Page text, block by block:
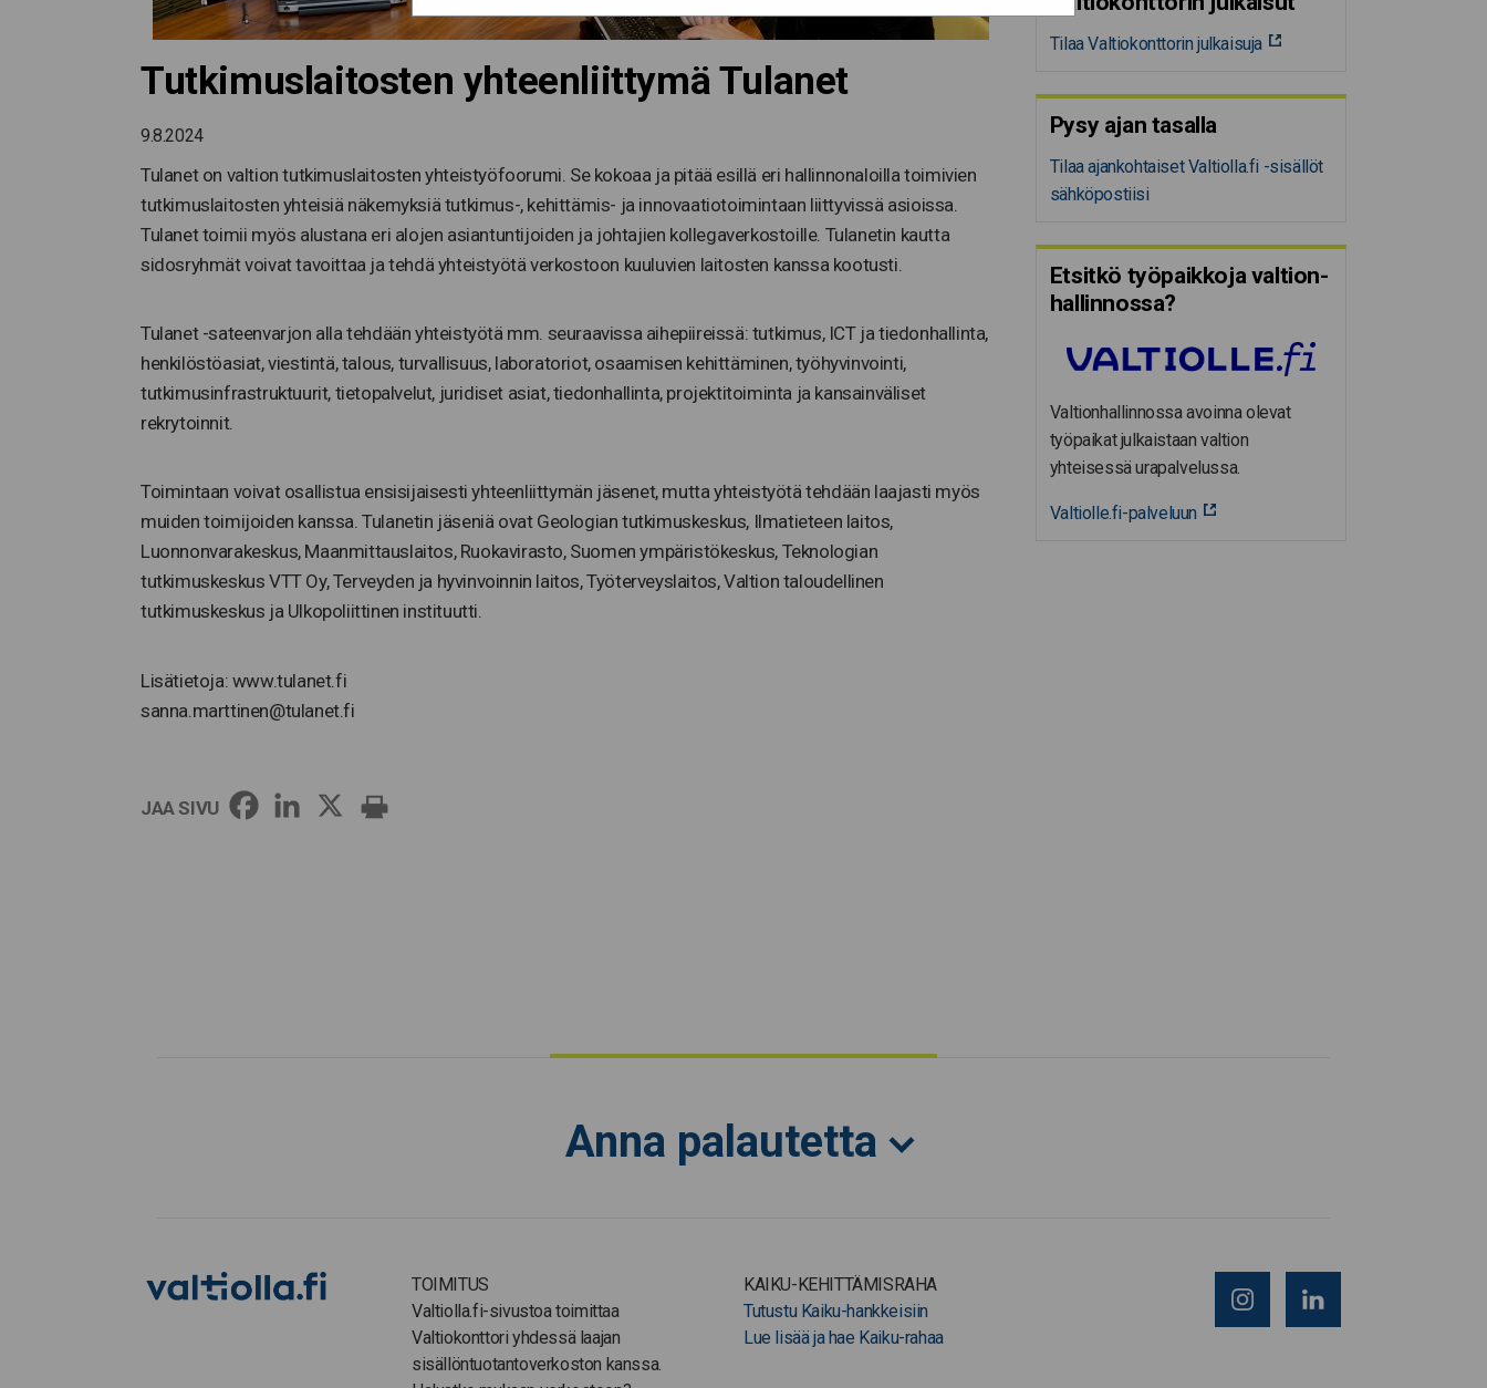
Tutkimuslaitosten yhteenliittymä Tulanet
9.8.2024
Tulanet on valtion tutkimuslaitosten yhteistyöfoorumi. Se kokoaa ja pitää esillä eri hallinnonaloilla toimivien
tutkimuslaitosten yhteisiä näkemyksiä tutkimus-, kehittämis- ja innovaatiotoimintaan liittyvissä asioissa.
Tulanet toimii myös alustana eri alojen asiantuntijoiden ja johtajien kollegaverkostoille. Tulanetin kautta
sidosryhmät voivat tavoittaa ja tehdä yhteistyötä verkostoon kuuluvien laitosten kanssa kootusti.
Tulanet -sateenvarjon alla tehdään yhteistyötä mm. seuraavissa aihepiireissä: tutkimus, ICT ja tiedonhallinta,
henkilöstöasiat, viestintä, talous, turvallisuus, laboratoriot, osaamisen kehittäminen, työhyvinvointi,
tutkimusinfrastruktuurit, tietopalvelut, juridiset asiat, tiedonhallinta, projektitoiminta ja kansainväliset
rekrytoinnit.
Toimintaan voivat osallistua ensisijaisesti yhteenliittymän jäsenet, mutta yhteistyötä tehdään laajasti myös
muiden toimijoiden kanssa. Tulanetin jäseniä ovat Geologian tutkimuskeskus, Ilmatieteen laitos,
Luonnonvarakeskus, Maanmittauslaitos, Ruokavirasto, Suomen ympäristökeskus, Teknologian
tutkimuskeskus VTT Oy, Terveyden ja hyvinvoinnin laitos, Työterveyslaitos, Valtion taloudellinen
tutkimuskeskus ja Ulkopoliittinen instituutti.
Lisätietoja: www.tulanet.fi
sanna.marttinen@tulanet.fi
JAA SIVU
Tilaa Valtiokonttorin julkaisuja
Pysy ajan tasalla
Tilaa ajankohtaiset Valtiolla.fi -sisällöt
sähköpostiisi
Etsitkö työpaikkoja valtion­
hal­lin­nossa?
Valtionhallinnossa avoinna olevat
työpaikat julkaistaan valtion
yhteisessä urapalvelussa.
Valtiolle.fi-palveluun
Anna palautetta
TOIMITUS
Valtiolla.fi-sivustoa toimittaa
Valtiokonttori yhdessä laajan
sisällöntuotantoverkoston kanssa.
KAIKU-KEHITTÄMISRAHA
Tutustu Kaiku-hankkeisiin
Lue lisää ja hae Kaiku-rahaa